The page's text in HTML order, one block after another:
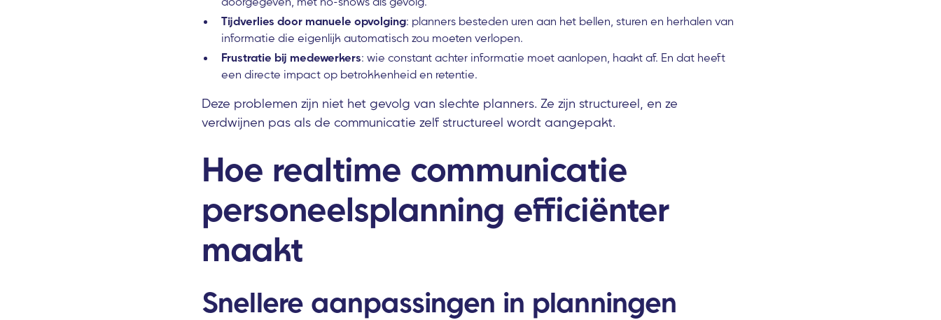
Tijdverlies door manuele opvolging: planners besteden uren aan het bellen, sturen en herhalen van
informatie die eigenlijk automatisch zou moeten verlopen.
Frustratie bij medewerkers: wie constant achter informatie moet aanlopen, haakt af. En dat heeft
een directe impact op betrokkenheid en retentie.
Deze problemen zijn niet het gevolg van slechte planners. Ze zijn structureel, en ze
verdwijnen pas als de communicatie zelf structureel wordt aangepakt.
Hoe realtime communicatie
personeelsplanning efficiënter
maakt
Snellere aanpassingen in planningen